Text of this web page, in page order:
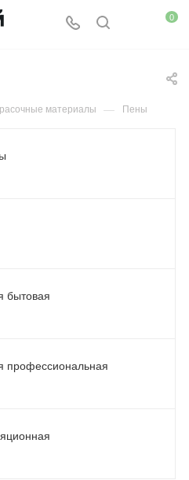
0
материалы — Пены
бытовая
профессиональная